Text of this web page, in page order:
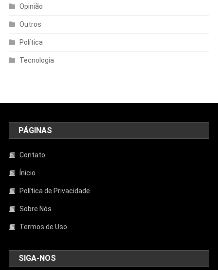
Opinião
Outros
Política
Tecnologia
PÁGINAS
Contato
Ínicio
Política de Privacidade
Sobre Nós
Termos de Uso
SIGA-NOS